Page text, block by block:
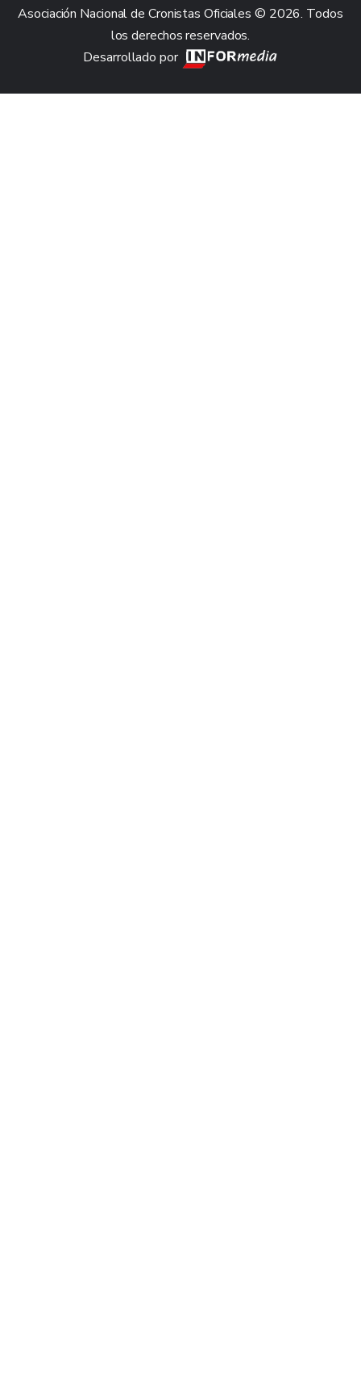
Asociación Nacional de Cronistas Oficiales © 2026. Todos
los derechos reservados.
Desarrollado por